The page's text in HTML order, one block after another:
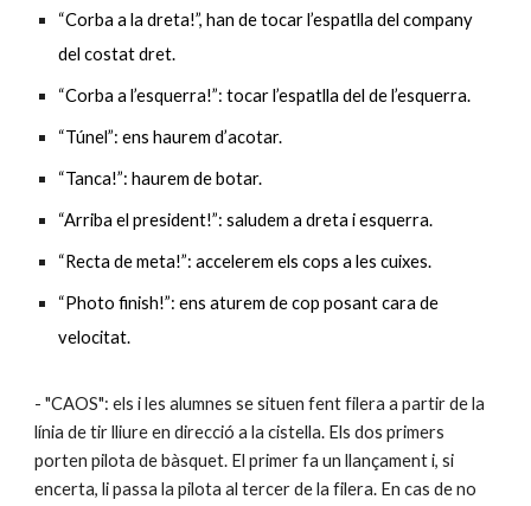
“Corba a la dreta!”, han de tocar l’espatlla del company
del costat dret.
“Corba a l’esquerra!”: tocar l’espatlla del de l’esquerra.
“Túnel”: ens haurem d’acotar.
“Tanca!”: haurem de botar.
“Arriba el president!”: saludem a dreta i esquerra.
“Recta de meta!”: accelerem els cops a les cuixes.
“Photo finish!”: ens aturem de cop posant cara de
velocitat.
- "CAOS": els i les alumnes se situen fent filera a partir de la
línia de tir lliure en direcció a la cistella. Els dos primers
porten pilota de bàsquet. El primer fa un llançament i, si
encerta, li passa la pilota al tercer de la filera. En cas de no